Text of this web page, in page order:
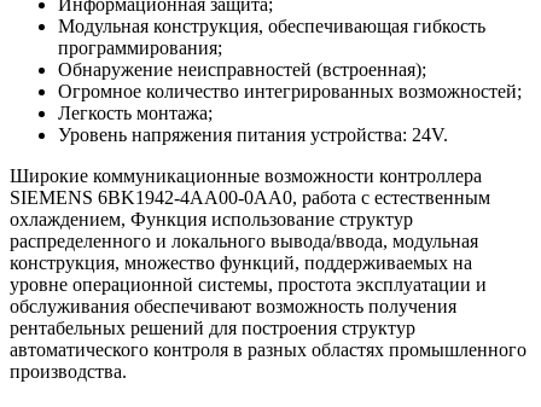
Информационная защита;
Модульная конструкция, обеспечивающая гибкость
программирования;
Обнаружение неисправностей (встроенная);
Огромное количество интегрированных возможностей;
Легкость монтажа;
Уровень напряжения питания устройства: 24V.
Широкие коммуникационные возможности контроллера
SIEMENS 6BK1942-4AA00-0AA0, работа с естественным
охлаждением, Функция использование структур
распределенного и локального вывода/ввода, модульная
конструкция, множество функций, поддерживаемых на
уровне операционной системы, простота эксплуатации и
обслуживания обеспечивают возможность получения
рентабельных решений для построения структур
автоматического контроля в разных областях промышленного
производства.